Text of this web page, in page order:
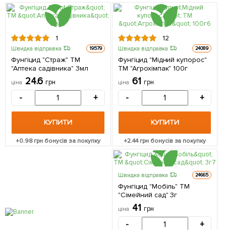
1
Швидка відправка 19579
Фунгіцид "Страж" ТМ
"Аптека садівника" 3мл
ціна 24.6 грн
- +
КУПИТИ
+0.98грн бонусів за покупку
12
Швидка відправка 24089
Фунгіцид "Мідний купорос"
ТМ "Агрохімпак" 100г
ціна 61 грн
- +
КУПИТИ
+2.44грн бонусів за покупку
Швидка відправка 24665
Фунгіцид "Мобіль" ТМ
"Сімейний сад" 3г
ціна 41 грн
- +